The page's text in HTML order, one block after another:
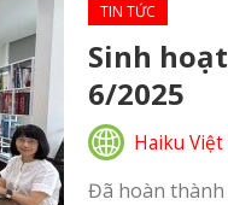
TIN TỨC
Sinh
6/2025
Haiku Việt
Đã hoàn thành